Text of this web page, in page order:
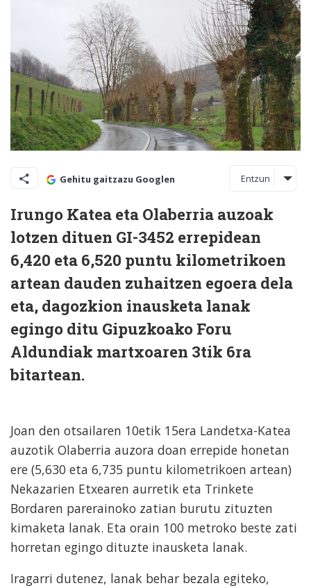
Gehitu gaitzazu Googlen Entzun
Irungo Katea eta Olaberria auzoak
lotzen dituen GI-3452 errepidean
6,420 eta 6,520 puntu kilometrikoen
artean dauden zuhaitzen egoera dela
eta, dagozkion inausketa lanak
egingo ditu Gipuzkoako Foru
Aldundiak martxoaren 3tik 6ra
bitartean.
Joan den otsailaren 10etik 15era Landetxa-Katea
auzotik Olaberria auzora doan errepide honetan
ere (5,630 eta 6,735 puntu kilometrikoen artean)
Nekazarien Etxearen aurretik eta Trinkete
Bordaren parerainoko zatian burutu zituzten
kimaketa lanak. Eta orain 100 metroko beste zati
horretan egingo dituzte inausketa lanak.
Iragarri dutenez, lanak behar bezala egiteko,